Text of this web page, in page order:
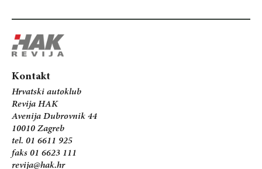
Kontakt
Hrvatski autoklub
Revija HAK
Avenija Dubrovnik 44
10010 Zagreb
tel. 01 6611 925
faks 01 6623 111
revija@hak.hr